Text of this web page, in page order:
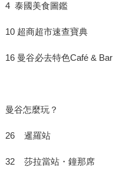
4 泰國美食圖鑑
10 超商超市速查寶典
16 曼谷必去特色Café & Bar
曼谷怎麼玩？
26 暹羅站
32 莎拉當站・鐘那席